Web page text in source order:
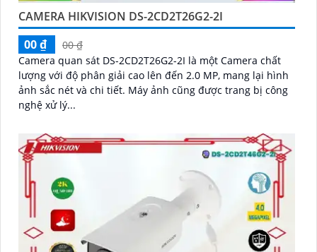
CAMERA HIKVISION DS-2CD2T26G2-2I
00 ₫
00 ₫
Camera quan sát DS-2CD2T26G2-2I là một Camera chất
lượng với độ phân giải cao lên đến 2.0 MP, mang lại hình
ảnh sắc nét và chi tiết. Máy ảnh cũng được trang bị công
nghệ xử lý...